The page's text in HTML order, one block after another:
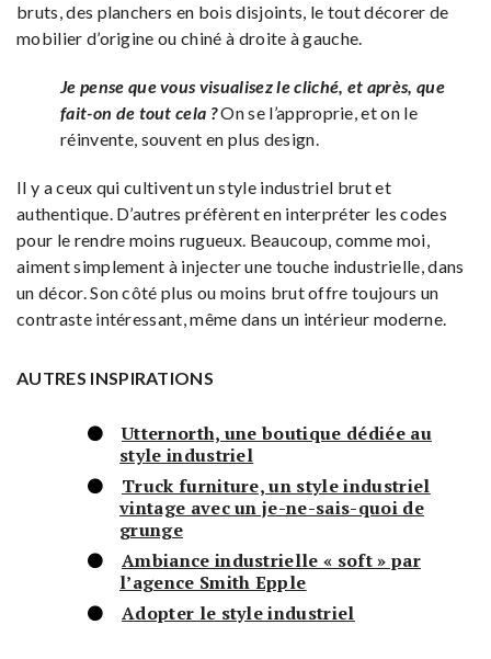
bruts, des planchers en bois disjoints, le tout décorer de
mobilier d’origine ou chiné à droite à gauche.
Je pense que vous visualisez le cliché, et après, que
fait-on de tout cela ?On se l’approprie, et on le
réinvente, souvent en plus design.
Il y a ceux qui cultivent un style industriel brut et
authentique. D’autres préfèrent en interpréter les codes
pour le rendre moins rugueux. Beaucoup, comme moi,
aiment simplement à injecter une touche industrielle, dans
un décor. Son côté plus ou moins brut offre toujours un
contraste intéressant, même dans un intérieur moderne.
AUTRES INSPIRATIONS
Utternorth, une boutique dédiée au
style industriel
Truck furniture, un style industriel
vintage avec un je-ne-sais-quoi de
grunge
Ambiance industrielle « soft » par
l’agence Smith Epple
Adopter le style industriel